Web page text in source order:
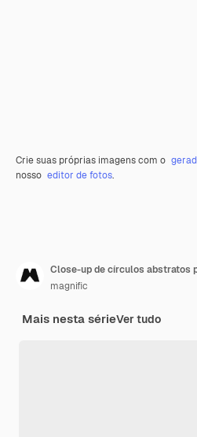
Crie suas próprias imagens com o
nosso editor de fotos.
Close-up de círculos abstratos
magnific
Mais nesta sérieVer tudo